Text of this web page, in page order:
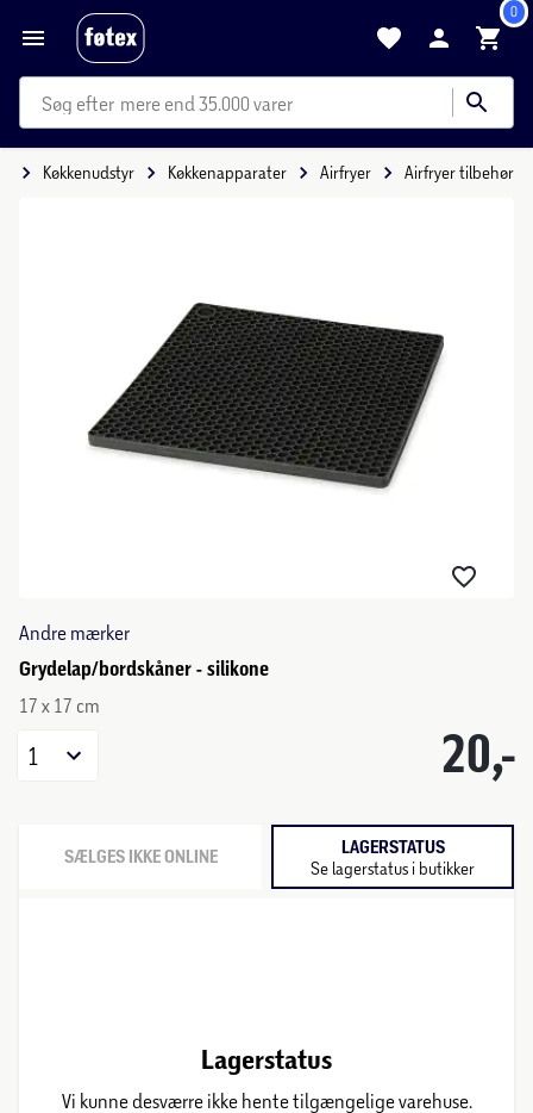
0
mere end 35.000 varer
Køkkenudstyr Køkkenapparater Airfryer Airfryer tilbehør
Andre mærker
Grydelap/bordskåner - silikone
17 x 17 cm
20,-
1
SÆLGES IKKE ONLINE LAGERSTATUS
Se lagerstatus i butikker
Lagerstatus
Vi kunne desværre ikke hente tilgængelige varehuse.